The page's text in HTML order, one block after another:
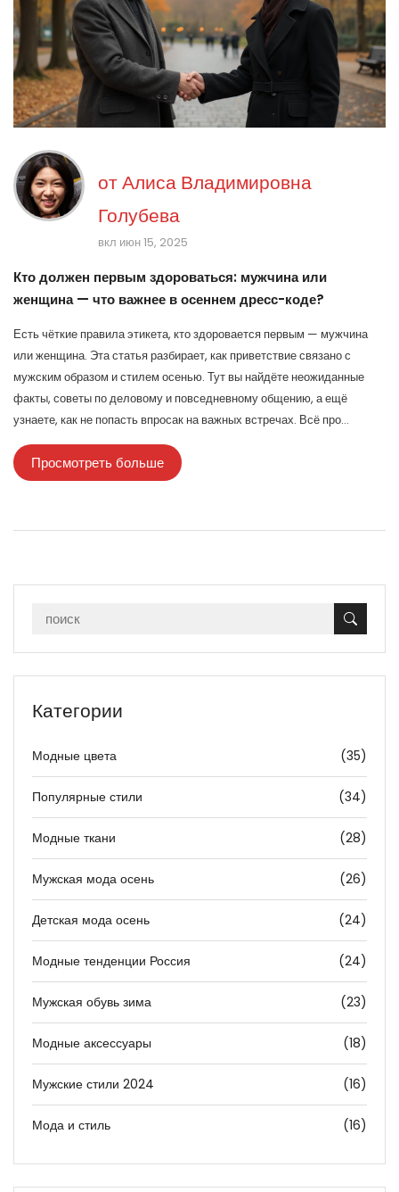
отАлиса Владимировна
Голубева
вкл июн 15, 2025
Кто должен первым здороваться: мужчина или
женщина — что важнее в осеннем дресс-коде?
Есть чёткие правила этикета, кто здоровается первым — мужчина
или женщина. Эта статья разбирает, как приветствие связано с
мужским образом и стилем осенью. Тут вы найдёте неожиданные
факты, советы по деловому и повседневному общению, а ещё
узнаете, как не попасть впросак на важных встречах. Всё про
современный подход к приветствиям и дресс-коду. Читайте, чтобы
не выглядеть нелепо ни в офисе, ни на прогулке.
Просмотреть больше
Категории
Модные цвета (35)
Популярные стили (34)
Модные ткани (28)
Мужская мода осень (26)
Детская мода осень (24)
Модные тенденции Россия (24)
Мужская обувь зима (23)
Модные аксессуары (18)
Мужские стили 2024 (16)
Мода и стиль (16)